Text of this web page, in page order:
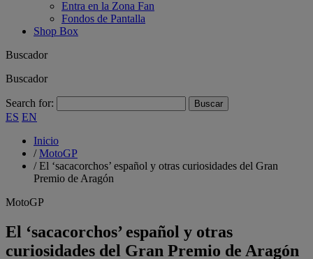
Entra en la Zona Fan
Fondos de Pantalla
Shop Box
Buscador
Buscador
Search for:
ES EN
Inicio
/MotoGP
/El ‘sacacorchos’ español y otras curiosidades del Gran
Premio de Aragón
MotoGP
El ‘sacacorchos’ español y otras
curiosidades del Gran Premio de Aragón